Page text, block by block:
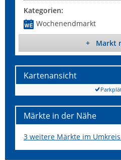
Kategorien:
Wochenendmarkt
+ Markt
Kartenansicht
Märkte in der Nähe
3 weitere Märkte im